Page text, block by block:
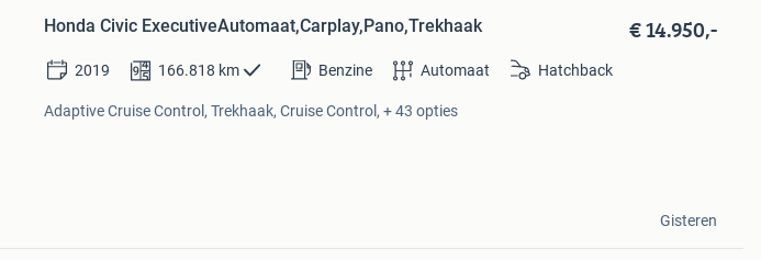
Honda Civic ExecutiveAutomaat,Carplay,Pano,Trekhaak € 14.950,-
2019 166.818 km Benzine Automaat Hatchback
Adaptive Cruise Control, Trekhaak, Cruise Control, + 43 opties
Gisteren